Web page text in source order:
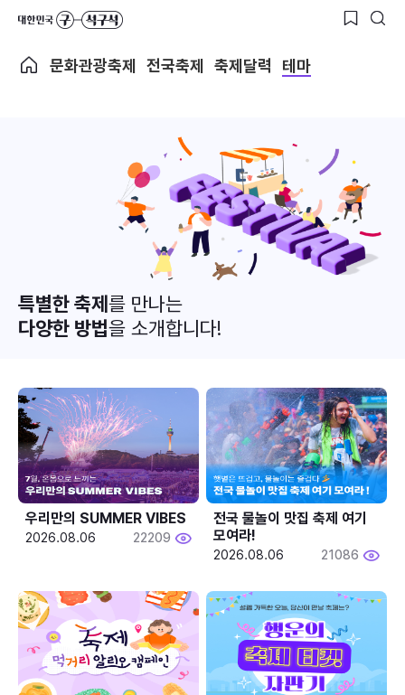
문화관광축제 전국축제 축제달력 테마
특별한 축제를 만나는
다양한 방법을 소개합니다!
우리만의 SUMMER VIBES
2026.08.06 22209
전국 물놀이 맛집 축제 여기
모여라!
2026.08.06 21086